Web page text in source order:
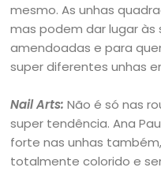
mesmo. As unhas
mas podem dar lugar às
amendoadas e para
super diferentes unhas
Nail Arts: Não é só nas
super tendência. Ana
forte nas unhas
totalmente colorido e